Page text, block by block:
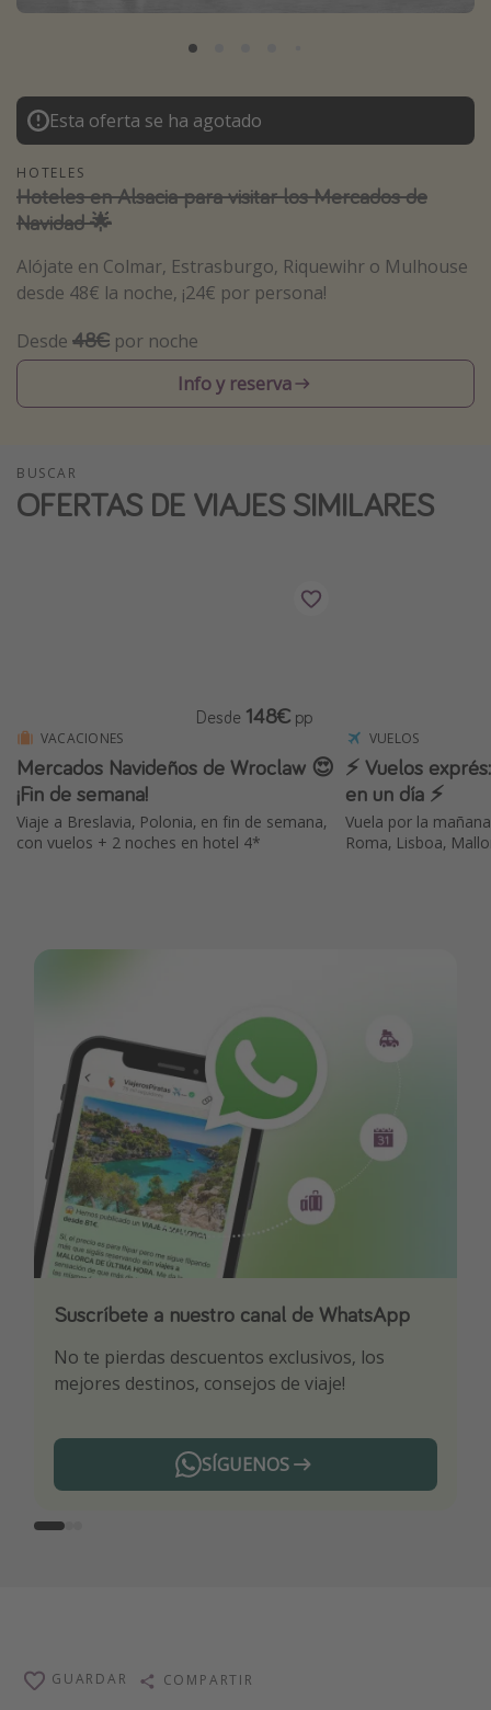
México
Tailandia
Maldivas
Albania
Inspiración para viajes
Glamping
Viajar sola como mujer
Viajes en familia
Vacaciones de Playa
Cruceros por el Mediterráneo
Hoteles más hot de España
Guía de equipaje de mano
Parques de atracciones
Esta oferta se ha agotado
HOTELES
Hoteles en Alsacia para visitar los Mercados de
Navidad 🌟
Alójate en Colmar, Estrasburgo, Riquewihr o Mulhouse
desde 48€ la noche, ¡24€ por persona!
Desde 48€ por noche
Info y reserva
BUSCAR
OFERTAS DE VIAJES SIMILARES
VACACIONES
Mercados Navideños de Wroclaw 😍
¡Fin de semana!
Viaje a Breslavia, Polonia, en fin de semana,
con vuelos + 2 noches en hotel 4*
Desde 148€ pp
VUELOS
⚡️ Vuelos
en un día ⚡️
Vuela por la
Roma, Lisboa,
Suscríbete a nuestro canal de WhatsApp
No te pierdas descuentos exclusivos, los
mejores destinos, consejos de viaje!
SÍGUENOS
Descarga nuestra app
Sé el primero en reservar nuestros chollazos
¡Suscríbete a nuestro canal de Telegram!
¡Recibe las mejores ofertas seleccionadas para
ti por nuestros expertos en viajes
Telegram
GUARDAR COMPARTIR